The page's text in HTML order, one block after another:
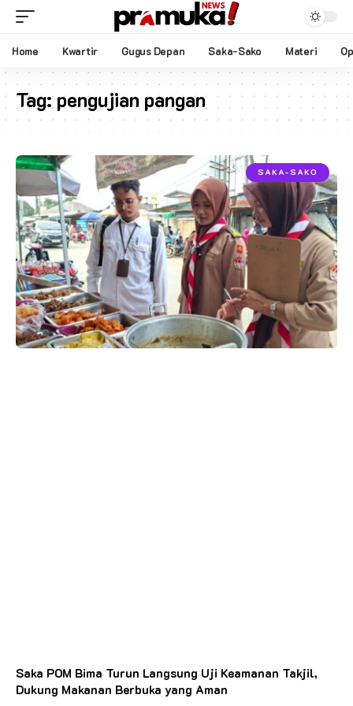
Home Kwartir Gugus Depan Saka-Sako Materi
Tag:pengujian pangan
SAKA-SAKO
Saka POM Bima Turun Langsung Uji Keamanan Takjil,
Dukung Makanan Berbuka yang Aman